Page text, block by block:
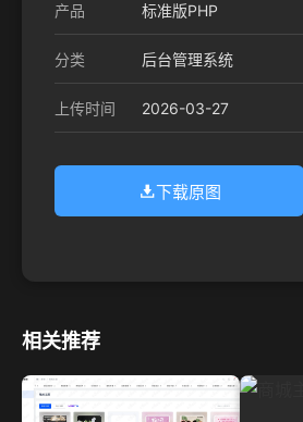
产品 标准版PHP
分类 后台管理系统
上传时间 2026-03-27
下载原图
相关推荐